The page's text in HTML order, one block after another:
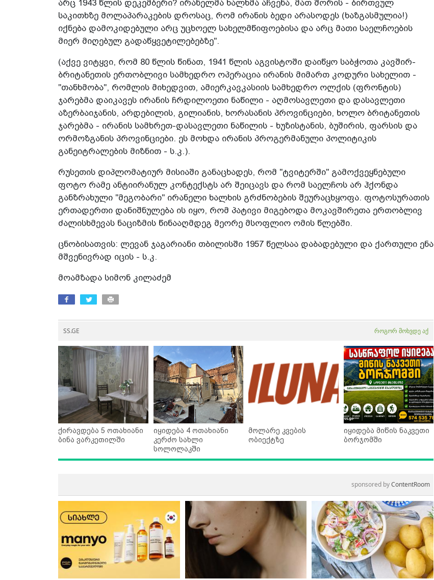
არც 1943 წლის დეკემბერი? ირანელმა ხალხმა აჩვენა, მათ შორის - ბირთვულ
საკითხზე მოლაპარაკების დროსაც, რომ ირანის ბედი არასოდეს (ხაზგასმულია!)
იქნება დამოკიდებული არც უცხოელ სახელმწიფოებისა და არც მათი საელჩოების
მიერ მიღებულ გადაწყვეტილებებზე".
(აქვე ვიტყვი, რომ 80 წლის წინათ, 1941 წლის აგვისტოში დაიწყო საბჭოთა კავშირ-
ბრიტანეთის ერთობლივი სამხედრო ოპერაცია ირანის მიმართ კოდური სახელით -
"თანხმობა", რომლის მიხედვით, ამიერკავკასიის სამხედრო ოლქის (ფრონტის)
ჯარებმა დაიკავეს ირანის ჩრდილოეთი ნაწილი - აღმოსავლეთი და დასავლეთი
აზერბაიჯანის, არდებილის, გილიანის, ხორასანის პროვინციები, ხოლო ბრიტანეთის
ჯარებმა - ირანის სამხრეთ-დასავლეთი ნაწილის - ხუზისტანის, ბუშირის, ფარსის და
ორმოზგანის პროვინციები. ეს მოხდა ირანის პროგერმანული პოლიტიკის
განეიტრალების მიზნით - ს.კ.).
რუსეთის დიპლომატიურ მისიაში განაცხადეს, რომ "ტვიტერში" გამოქვეყნებული
ფოტო რამე ანტიირანულ კონტექსტს არ შეიცავს და რომ საელჩოს არ ჰქონდა
განზრახული "მეგობარი" ირანელი ხალხის გრძნობების შეურაცხყოფა. ფოტოსურათის
ერთადერთი დანიშნულება ის იყო, რომ პატივი მიგებოდა მოკავშირეთა ერთობლივ
ძალისხმევას ნაციზმის წინააღმდეგ მეორე მსოფლიო ომის წლებში.
ცნობისათვის: ლევან ჯაგარიანი თბილისში 1957 წელსაა დაბადებული და ქართული ენა
მშვენივრად იცის - ს.კ.
მოამზადა სიმონ კილაძემ
SS.GE როგორ მოხვდე აქ
ქირავდება 5 ოთახიანი
ბინა ვარკეთილში
იყიდება 4 ოთახიანი
კერძო სახლი
სოლოლაკში
მოლარე კვების
ობიექტზე
იყიდება მიწის ნაკვეთი
ბორჯომში
sponsored byContentRoom